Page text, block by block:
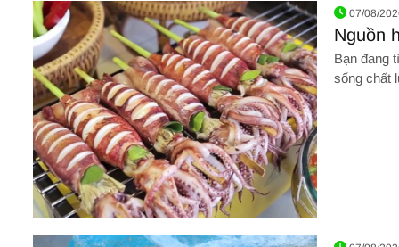
07/08/
Nguồn
chất
trường
Bạn đang
sống chất